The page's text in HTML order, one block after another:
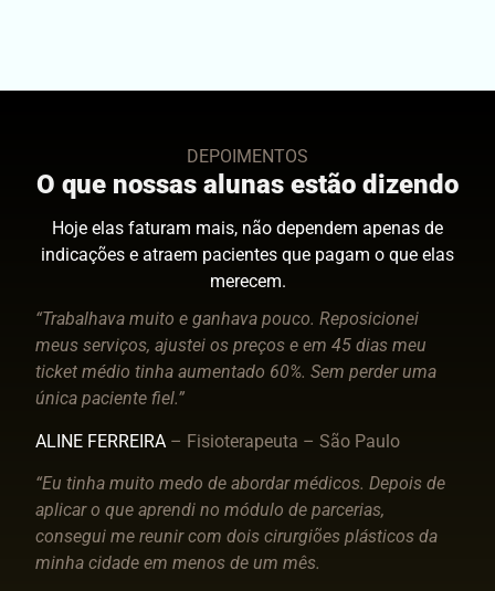
DEPOIMENTOS
O que nossas alunas estão dizendo
Hoje elas faturam mais, não dependem apenas de
indicações e atraem pacientes que pagam o que elas
merecem.
“Trabalhava muito e ganhava pouco. Reposicionei
meus serviços, ajustei os preços e em 45 dias meu
ticket médio tinha aumentado 60%. Sem perder uma
única paciente fiel.”
ALINE FERREIRA – Fisioterapeuta – São Paulo
“Eu tinha muito medo de abordar médicos. Depois de
aplicar o que aprendi no módulo de parcerias,
consegui me reunir com dois cirurgiões plásticos da
minha cidade em menos de um mês.